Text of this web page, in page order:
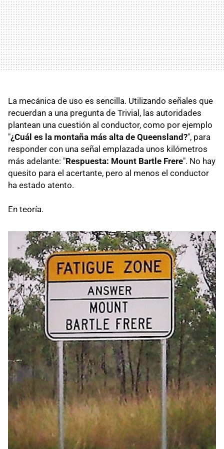
La mecánica de uso es sencilla. Utilizando señales que
recuerdan a una pregunta de Trivial, las autoridades
plantean una cuestión al conductor, como por ejemplo
"¿Cuál es la montaña más alta de Queensland?", para
responder con una señal emplazada unos kilómetros
más adelante: "Respuesta: Mount Bartle Frere". No hay
quesito para el acertante, pero al menos el conductor
ha estado atento.
En teoría.